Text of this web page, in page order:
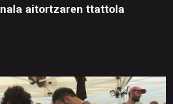
aitortzaren ttattola